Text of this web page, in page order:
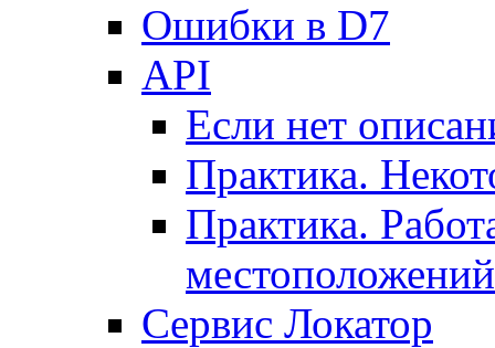
Ошибки в D7
API
Если нет
Практика.
Практика.
местоположений
Сервис Локатор